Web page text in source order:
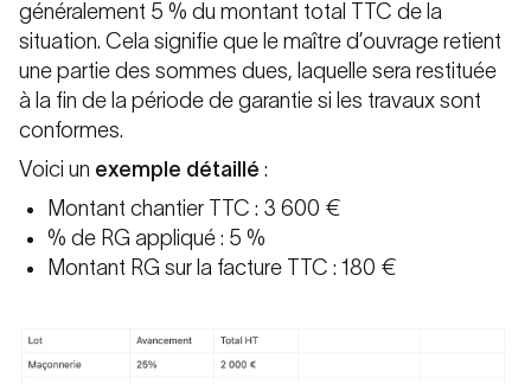
généralement 5 % du montant total TTC de la
situation. Cela signifie que le maître d’ouvrage retient
une partie des sommes dues, laquelle sera restituée
à la fin de la période de garantie si les travaux sont
conformes.
Voici un exemple détaillé :
Montant chantier TTC : 3 600 €
% de RG appliqué : 5 %
Montant RG sur la facture TTC : 180 €